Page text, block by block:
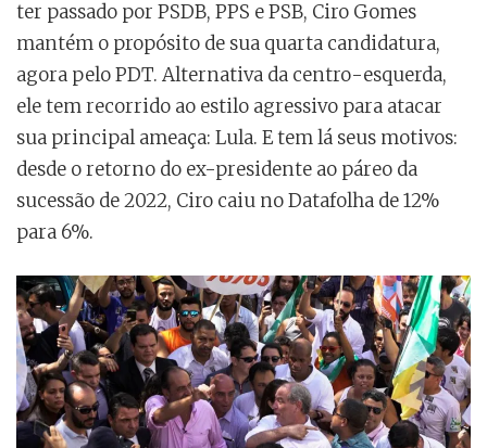
ter passado por PSDB, PPS e PSB, Ciro Gomes
mantém o propósito de sua quarta candidatura,
agora pelo PDT. Alternativa da centro-esquerda,
ele tem recorrido ao estilo agressivo para atacar
sua principal ameaça: Lula. E tem lá seus motivos:
desde o retorno do ex-presidente ao páreo da
sucessão de 2022, Ciro caiu no Datafolha de 12%
para 6%.